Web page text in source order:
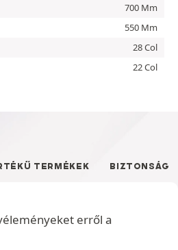
700 Mm
550 Mm
28 Col
22 Col
TERMÉKEK BIZTONSÁG
erről a